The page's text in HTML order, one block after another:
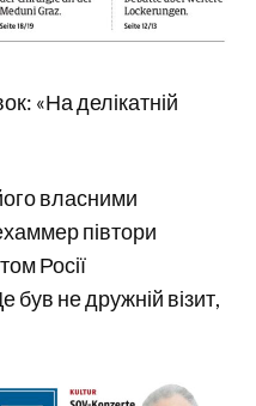
«На делікатній
власними
півтори
Росії
не дружній візит,